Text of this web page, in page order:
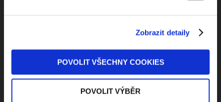
Zobrazit detaily
POVOLIT VŠECHNY COOKIES
POVOLIT VÝBĚR
Kontaktuje nás